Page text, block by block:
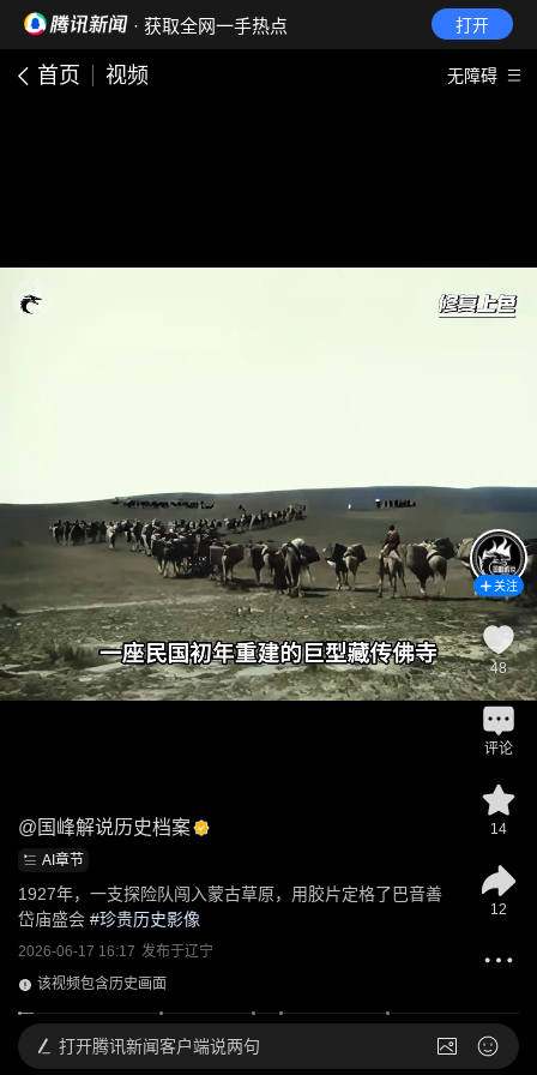
· 获取全网一手热点 打开
首页 视频 无障碍
@ 国峰解说历史档案
AI章节
1927年，一支探险队闯入蒙古草原，用胶片定格了巴音善
岱庙盛会 #珍贵历史影像
2026-06-17 16:17 发布于辽宁
该视频包含历史画面
关注
48
评论
14
12
打开腾讯新闻客户端说两句